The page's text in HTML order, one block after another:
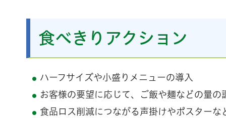
食べきりアクション
ハーフサイズや小盛りメニューの導入
お客様の要望に応じて、ご飯や麺などの量の
食品ロス削減につながる声掛けやポスターな